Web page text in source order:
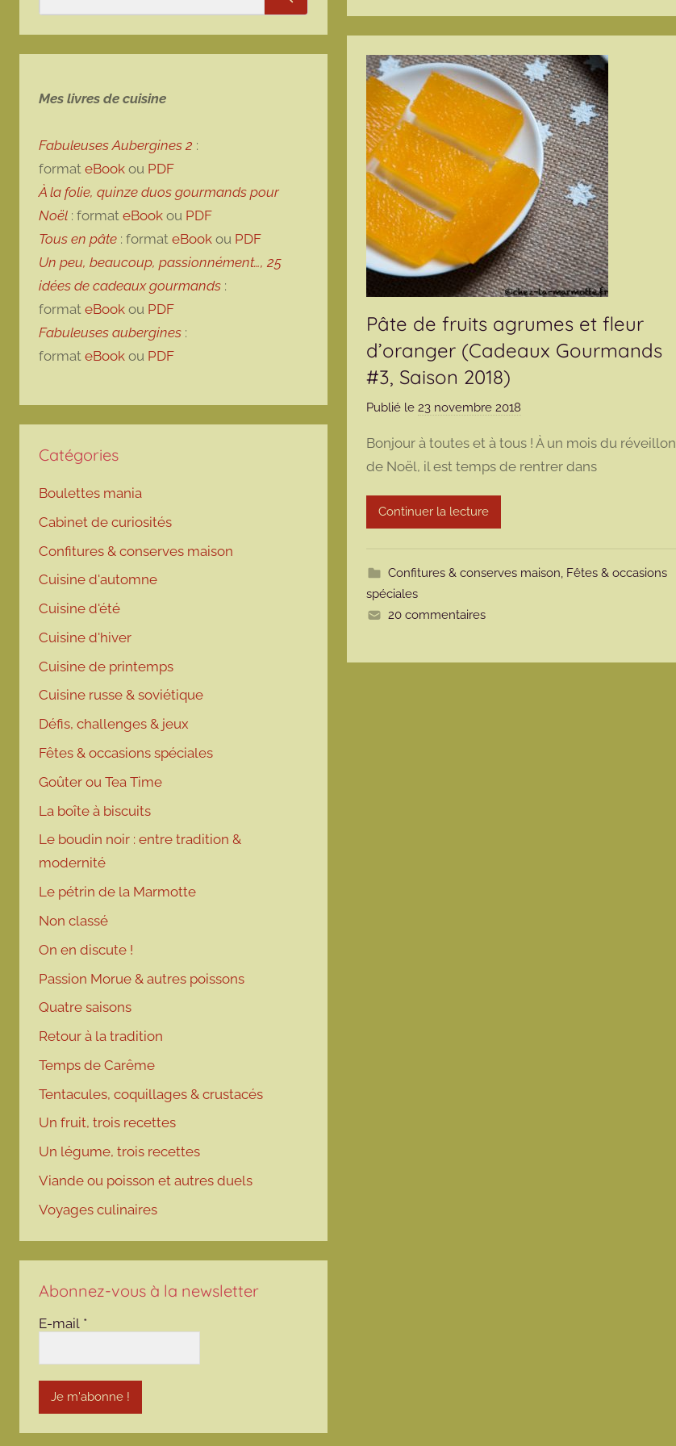
Pâte de fruits agrumes et fleur
d’oranger (Cadeaux Gourmands
#3, Saison 2018)
Publié le 23 novembre 2018
r
m
t
Bonjour à toutes et à tous ! À un mois du réveillon
de Noël, il est temps de rentrer dans
Continuer la lecture
Confitures & conserves maison, Fêtes & occasions
spéciales
20 commentaires
Rechercher
Mes livres de cuisine
Fabuleuses Aubergines 2 :
format eBook ou PDF
À la folie, quinze duos gourmands pour
Noël : format eBook ou PDF
Tous en pâte : format eBook ou PDF
Un peu, beaucoup, passionnément…, 25
idées de cadeaux gourmands :
format eBook ou PDF
Fabuleuses aubergines :
format eBook ou PDF
Catégories
Boulettes mania
Cabinet de curiosités
Confitures & conserves maison
Cuisine d'automne
Cuisine d'été
Cuisine d'hiver
Cuisine de printemps
Cuisine russe & soviétique
Défis, challenges & jeux
Fêtes & occasions spéciales
Goûter ou Tea Time
La boîte à biscuits
Le boudin noir : entre tradition &
modernité
Le pétrin de la Marmotte
Non classé
On en discute !
Passion Morue & autres poissons
Quatre saisons
Retour à la tradition
Temps de Carême
Tentacules, coquillages & crustacés
Un fruit, trois recettes
Un légume, trois recettes
Viande ou poisson et autres duels
Voyages culinaires
Abonnez-vous à la newsletter
E-mail *